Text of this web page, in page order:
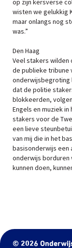
op zijn kersverse
wisten we gelukkig
maar onlangs nog
was.”
Den Haag
Veel stakers
de publieke tribune
onderwijsbegroting
dat de politie
blokkeerden,
Engels en muziek
stakers voor de
een lieve
van mij die in het
basisonderwijs een
onderwijs borduren
kunnen doen,
© 2026